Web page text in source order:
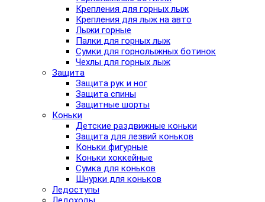
Крепления для горных лыж
Крепления для лыж на авто
Лыжи горные
Палки для горных лыж
Сумки для горнолыжных ботинок
Чехлы для горных лыж
Защита
Защита рук и ног
Защита спины
Защитные шорты
Коньки
Детские раздвижные коньки
Защита для лезвий коньков
Коньки фигурные
Коньки хоккейные
Сумка для коньков
Шнурки для коньков
Ледоступы